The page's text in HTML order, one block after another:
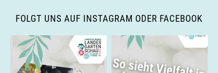
FOLGT UNS AUF INSTAGRAM ODER FACEBOOK